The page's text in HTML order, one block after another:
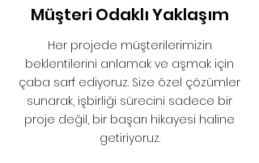
Müşteri Odaklı Yaklaşım
Her projede müşterilerimizin
beklentilerini anlamak ve aşmak için
çaba sarf ediyoruz. Size özel çözümler
sunarak, işbirliği sürecini sadece bir
proje değil, bir başarı hikayesi haline
getiriyoruz.